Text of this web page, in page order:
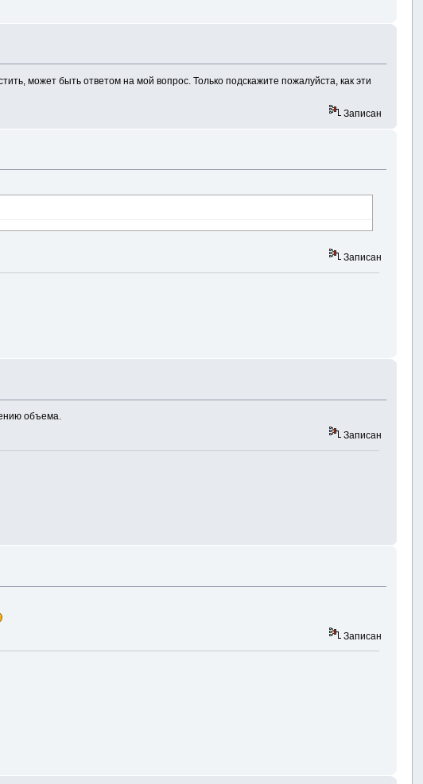
может быть ответом на мой вопрос. Только подскажите пожалуйста, как эти
Записан
Записан
объема.
Записан
Записан